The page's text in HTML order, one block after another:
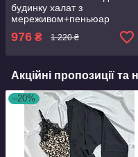
будинку халат з
мереживом+пеньюар
976 ₴ 1 220 ₴
Акційні пропозиції та
–20%